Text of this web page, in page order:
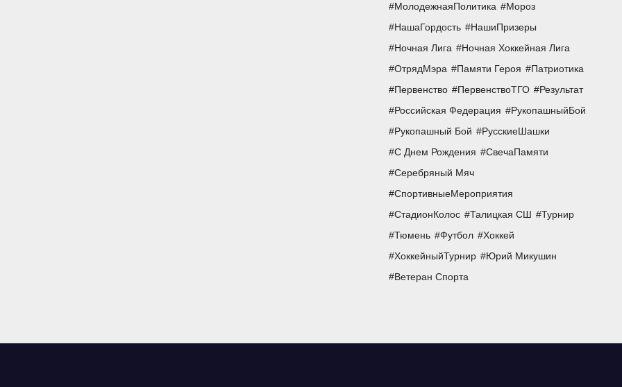
МолодежнаяПолитика
Мороз
НашаГордость
НашиПризеры
Ночная Лига
Ночная Хоккейная Лига
ОтрядМэра
Памяти Героя
Патриотика
Первенство
ПервенствоТГО
Результат
Российская Федерация
РукопашныйБой
Рукопашный Бой
РусскиеШашки
С Днем Рождения
СвечаПамяти
Серебряный Мяч
СпортивныеМероприятия
СтадионКолос
Талицкая СШ
Турнир
Тюмень
Футбол
Хоккей
ХоккейныйТурнир
Юрий Микушин
Ветеран Спорта